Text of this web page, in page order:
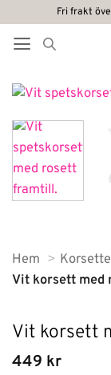
content
Fri frakt
Hem
Vit korsett med
Vit korsett
449 kr